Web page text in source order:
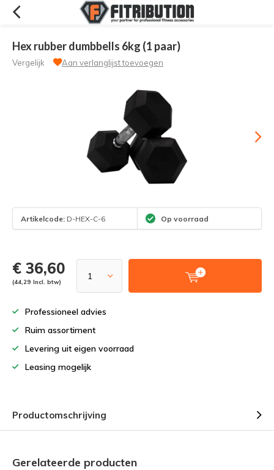
Hex rubber dumbbells 6kg (1 paar)
Vergelijk Aan verlanglijst toevoegen
Artikelcode: D-HEX-C-6 Op voorraad
€ 36,60
(44,29 Incl. btw)
Professioneel advies
Ruim assortiment
Levering uit eigen voorraad
Leasing mogelijk
Productomschrijving
Gerelateerde producten